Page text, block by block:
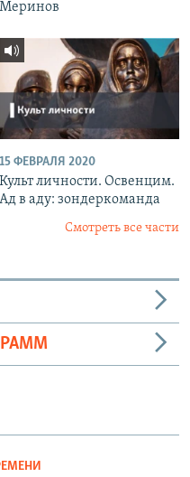
Меринов
15 ФЕВРАЛЯ 2020
Культ личности. Освенцим.
Ад в аду: зондеркоманда
Смотреть все части